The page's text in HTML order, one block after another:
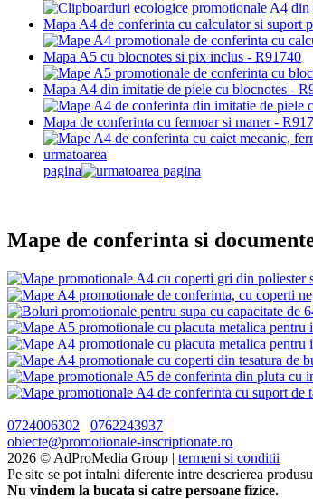
Mapa A4 de conferinta cu calculator si suport
Mapa A5 cu blocnotes si pix inclus - R91740
Mapa A4 din imitatie de piele cu blocnotes -
Mapa de conferinta cu fermoar si maner -
urmatoarea
pagina
Mape de conferinta si
0724006302
0762243937
obiecte@promotionale-inscriptionate.ro
2026 © AdProMedia Group | termeni si conditii
Pe site se pot intalni diferente intre descrierea
Nu vindem la bucata si catre persoane fizice.